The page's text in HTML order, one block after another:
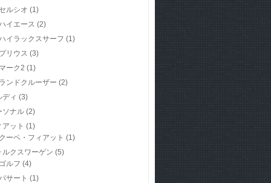
セルシオ (1)
イエース (2)
イラックスサーフ (1)
プリウス (3)
マーク2 (1)
ランドクルーザー (2)
ディ (3)
ソナル (2)
アット (1)
クーペ・フィアット (1)
ルクスワーゲン (5)
ゴルフ (4)
サート (1)